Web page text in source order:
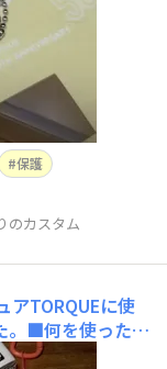
保護
のカスタム
アTORQUEに使
。■何を使ったカ
」ピッタリ収ま